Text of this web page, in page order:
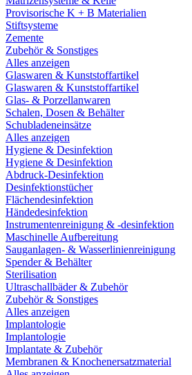
Provisorische K + B Materialien
Stiftsysteme
Zemente
Zubehör & Sonstiges
Alles anzeigen
Glaswaren & Kunststoffartikel
Glaswaren & Kunststoffartikel
Glas- & Porzellanwaren
Schalen, Dosen & Behälter
Schubladeneinsätze
Alles anzeigen
Hygiene & Desinfektion
Hygiene & Desinfektion
Abdruck-Desinfektion
Desinfektionstücher
Flächendesinfektion
Händedesinfektion
Instrumentenreinigung & -desinfektion
Maschinelle Aufbereitung
Sauganlagen- & Wasserlinienreinigung
Spender & Behälter
Sterilisation
Ultraschallbäder & Zubehör
Zubehör & Sonstiges
Alles anzeigen
Implantologie
Implantologie
Implantate & Zubehör
Membranen & Knochenersatzmaterial